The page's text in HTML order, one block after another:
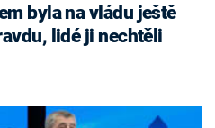
byla na vládu ještě
lidé ji nechtěli